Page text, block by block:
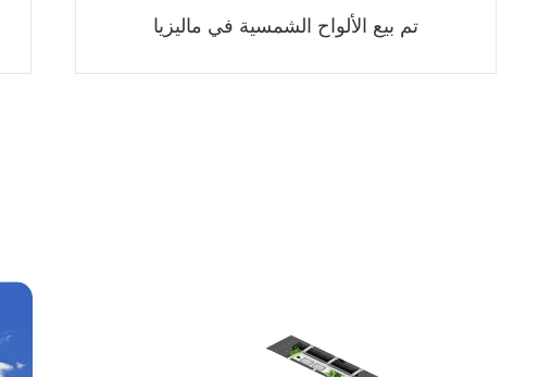
تم بيع الألواح الشمسية في ماليزيا